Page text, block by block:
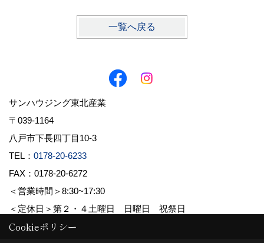
一覧へ戻る
サンハウジング東北産業
〒039-1164
八戸市下長四丁目10-3
TEL： 0178-20-6233
FAX：0178-20-6272
＜営業時間＞8:30~17:30
＜定休日＞第２・４土曜日 日曜日 祝祭日
Cookieポリシー